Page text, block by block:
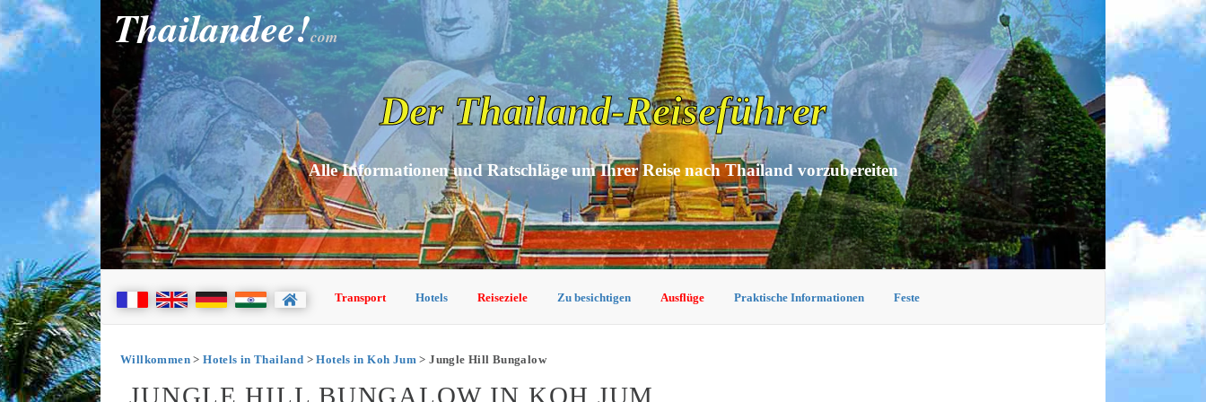
Thailandee!com
Der Thailand-Reiseführer
Alle Informationen und Ratschläge um Ihrer Reise nach Thailand vorzubereiten
Transport Hotels Reiseziele Zu besichtigen Ausflüge Praktische Informationen Feste
Willkommen>Hotels in Thailand >Hotels in Koh Jum > Jungle Hill Bungalow
JUNGLE HILL BUNGALOW IN KOH JUM